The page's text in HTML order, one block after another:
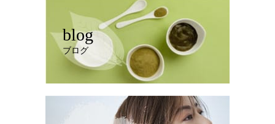
blog
ブログ